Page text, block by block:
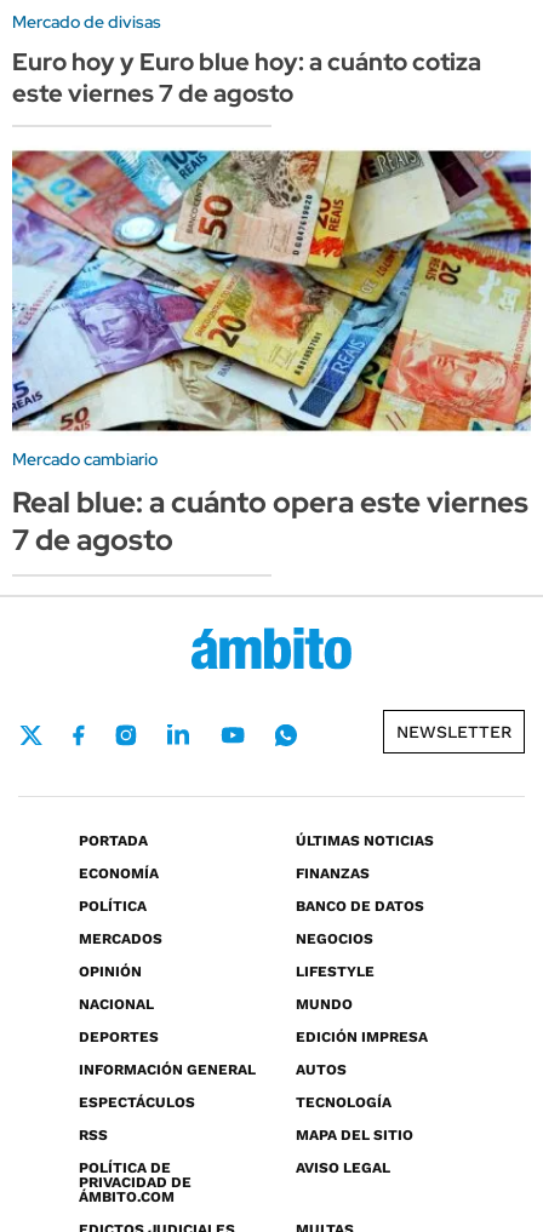
Mercado de divisas
Euro hoy y Euro blue hoy: a cuánto cotiza
este viernes 7 de agosto
Mercado cambiario
Real blue: a cuánto opera este viernes
7 de agosto
NEWSLETTER
PORTADA
ÚLTIMAS NOTICIAS
ECONOMÍA
FINANZAS
POLÍTICA
BANCO DE DATOS
MERCADOS
NEGOCIOS
OPINIÓN
LIFESTYLE
NACIONAL
MUNDO
DEPORTES
EDICIÓN IMPRESA
INFORMACIÓN GENERAL
AUTOS
ESPECTÁCULOS
TECNOLOGÍA
RSS
MAPA DEL SITIO
POLÍTICA DE
PRIVACIDAD DE
ÁMBITO.COM
AVISO LEGAL